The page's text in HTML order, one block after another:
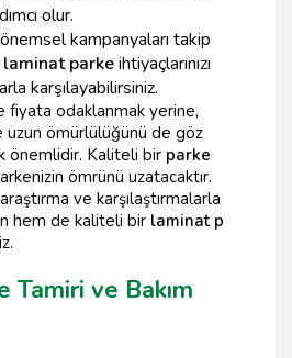
olur.
kampanyaları takip
laminat parkeihtiyaçlarınızı
karşılayabilirsiniz.
fiyata odaklanmak yerine,
uzun ömürlülüğünü de göz
önemlidir. Kaliteli bir parke
ömrünü uzatacaktır.
ve karşılaştırmalarla
hem de kaliteli bir laminat p
Tamiri ve Bakım